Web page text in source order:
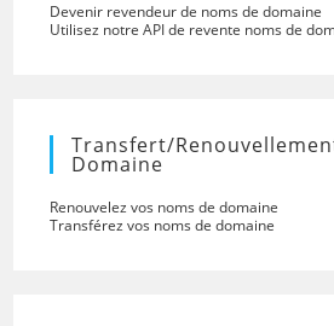
Devenir revendeur de noms de domaine
Utilisez notre API de revente noms de
Transfert/
Domaine
Renouvelez vos noms de domaine
Transférez vos noms de domaine